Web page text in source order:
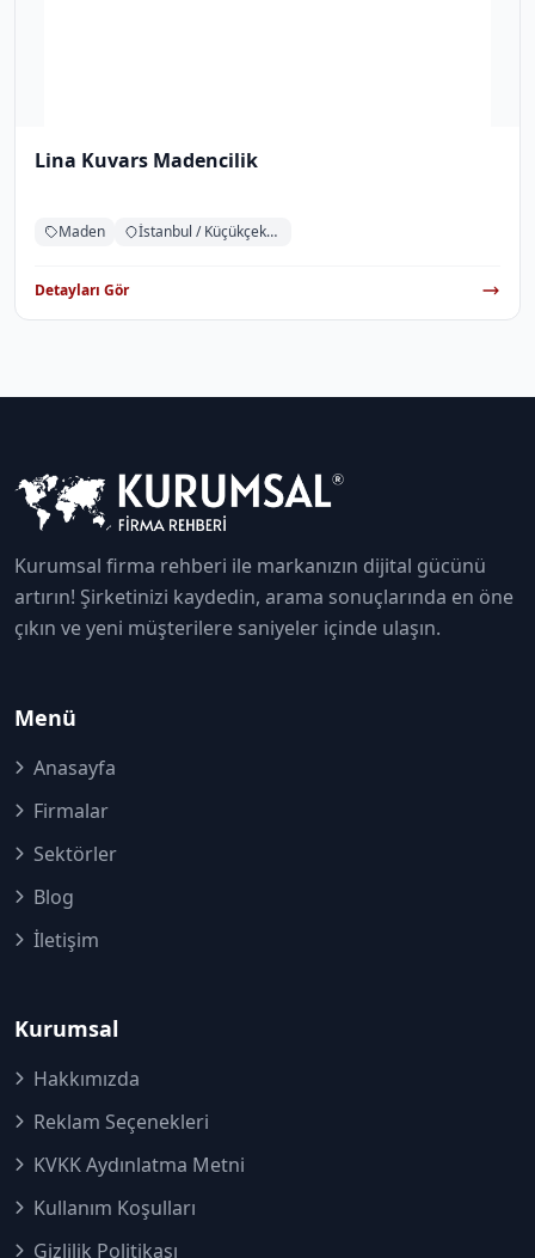
Lina Kuvars Madencilik
Maden İstanbul / Küçükçekmece
Detayları Gör
Kurumsal firma rehberi ile markanızın dijital gücünü
artırın! Şirketinizi kaydedin, arama sonuçlarında en öne
çıkın ve yeni müşterilere saniyeler içinde ulaşın.
Menü
Anasayfa
Firmalar
Sektörler
Blog
İletişim
Kurumsal
Hakkımızda
Reklam Seçenekleri
KVKK Aydınlatma Metni
Kullanım Koşulları
Gizlilik Politikası